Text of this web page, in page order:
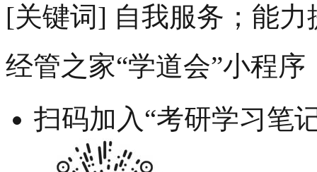
[关键词] 自我服务；能
经管之家“学道会”小程序
扫码加入“考研学习笔